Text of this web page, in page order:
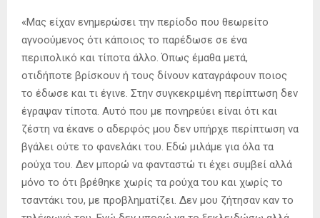
«Μας είχαν ενημερώσει την περίοδο που θεωρείτο
αγνοούμενος ότι κάποιος το παρέδωσε σε ένα
περιπολικό και τίποτα άλλο. Όπως έμαθα μετά,
οτιδήποτε βρίσκουν ή τους δίνουν καταγράφουν ποιος
το έδωσε και τι έγινε. Στην συγκεκριμένη περίπτωση δεν
έγραψαν τίποτα. Αυτό που με πονηρεύει είναι ότι και
ζέστη να έκανε ο αδερφός μου δεν υπήρχε περίπτωση να
βγάλει ούτε το φανελάκι του. Εδώ μιλάμε για όλα τα
ρούχα του. Δεν μπορώ να φανταστώ τι έχει συμβεί αλλά
μόνο το ότι βρέθηκε χωρίς τα ρούχα του και χωρίς το
τσαντάκι του, με προβληματίζει. Δεν μου ζήτησαν καν το